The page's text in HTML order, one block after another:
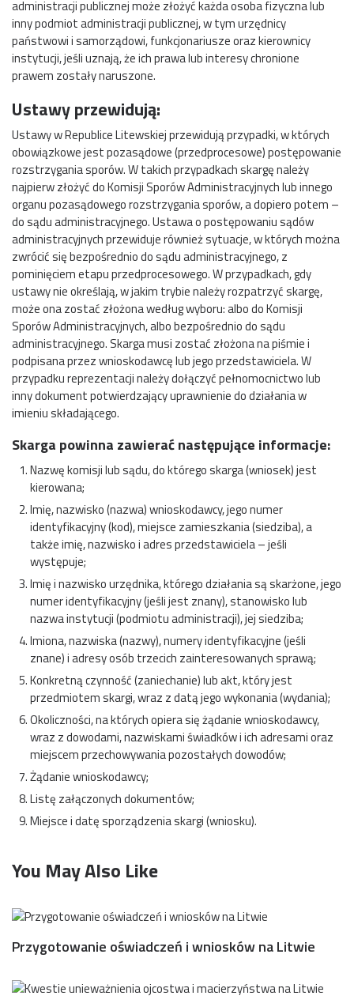
administracji publicznej może złożyć każda osoba fizyczna lub
inny podmiot administracji publicznej, w tym urzędnicy
państwowi i samorządowi, funkcjonariusze oraz kierownicy
instytucji, jeśli uznają, że ich prawa lub interesy chronione
prawem zostały naruszone.
Ustawy przewidują:
Ustawy w Republice Litewskiej przewidują przypadki, w których
obowiązkowe jest pozasądowe (przedprocesowe) postępowanie
rozstrzygania sporów. W takich przypadkach skargę należy
najpierw złożyć do Komisji Sporów Administracyjnych lub innego
organu pozasądowego rozstrzygania sporów, a dopiero potem –
do sądu administracyjnego. Ustawa o postępowaniu sądów
administracyjnych przewiduje również sytuacje, w których można
zwrócić się bezpośrednio do sądu administracyjnego, z
pominięciem etapu przedprocesowego. W przypadkach, gdy
ustawy nie określają, w jakim trybie należy rozpatrzyć skargę,
może ona zostać złożona według wyboru: albo do Komisji
Sporów Administracyjnych, albo bezpośrednio do sądu
administracyjnego. Skarga musi zostać złożona na piśmie i
podpisana przez wnioskodawcę lub jego przedstawiciela. W
przypadku reprezentacji należy dołączyć pełnomocnictwo lub
inny dokument potwierdzający uprawnienie do działania w
imieniu składającego.
Skarga powinna zawierać następujące informacje:
Nazwę komisji lub sądu, do którego skarga (wniosek) jest
kierowana;
Imię, nazwisko (nazwa) wnioskodawcy, jego numer
identyfikacyjny (kod), miejsce zamieszkania (siedziba), a
także imię, nazwisko i adres przedstawiciela – jeśli
występuje;
Imię i nazwisko urzędnika, którego działania są skarżone, jego
numer identyfikacyjny (jeśli jest znany), stanowisko lub
nazwa instytucji (podmiotu administracji), jej siedziba;
Imiona, nazwiska (nazwy), numery identyfikacyjne (jeśli
znane) i adresy osób trzecich zainteresowanych sprawą;
Konkretną czynność (zaniechanie) lub akt, który jest
przedmiotem skargi, wraz z datą jego wykonania (wydania);
Okoliczności, na których opiera się żądanie wnioskodawcy,
wraz z dowodami, nazwiskami świadków i ich adresami oraz
miejscem przechowywania pozostałych dowodów;
Żądanie wnioskodawcy;
Listę załączonych dokumentów;
Miejsce i datę sporządzenia skargi (wniosku).
You May Also Like
Przygotowanie oświadczeń i wniosków na Litwie